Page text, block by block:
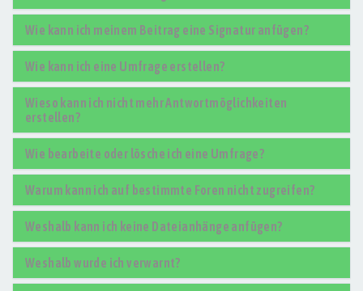
Wie kann ich meinem Beitrag eine Signatur anfügen?
Wie kann ich eine Umfrage erstellen?
Wieso kann ich nicht mehr Antwortmöglichkeiten
erstellen?
Wie bearbeite oder lösche ich eine Umfrage?
Warum kann ich auf bestimmte Foren nicht zugreifen?
Weshalb kann ich keine Dateianhänge anfügen?
Weshalb wurde ich verwarnt?